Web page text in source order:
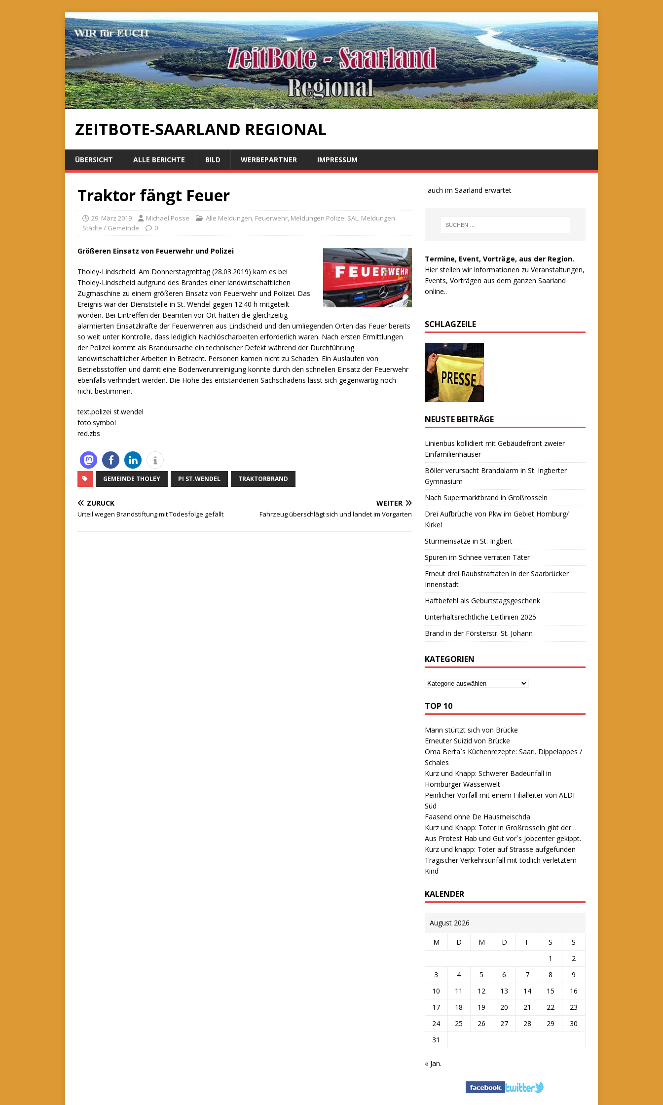
ZEITBOTE-SAARLAND REGIONAL
ÜBERSICHT ALLE BERICHTE BILD WERBEPARTNER IMPRESSUM
Traktor fängt Feuer
29. März 2019 Michael Posse Alle Meldungen, Feuerwehr, Meldungen Polizei SAL, Meldungen
Städte / Gemeinde
0
Größeren Einsatz von Feuerwehr und Polizei
Tholey-Lindscheid. Am Donnerstagmittag (28.03.2019) kam es bei
Tholey-Lindscheid aufgrund des Brandes einer landwirtschaftlichen
Zugmaschine zu einem größeren Einsatz von Feuerwehr und Polizei. Das
Ereignis war der Dienststelle in St. Wendel gegen 12:40 h mitgeteilt
worden. Bei Eintreffen der Beamten vor Ort hatten die gleichzeitig
alarmierten Einsatzkräfte der Feuerwehren aus Lindscheid und den umliegenden Orten das Feuer bereits
so weit unter Kontrolle, dass lediglich Nachlöscharbeiten erforderlich waren. Nach ersten Ermittlungen
der Polizei kommt als Brandursache ein technischer Defekt während der Durchführung
landwirtschaftlicher Arbeiten in Betracht. Personen kamen nicht zu Schaden. Ein Auslaufen von
Betriebsstoffen und damit eine Bodenverunreinigung konnte durch den schnellen Einsatz der Feuerwehr
ebenfalls verhindert werden. Die Höhe des entstandenen Sachschadens lässt sich gegenwärtig noch
nicht bestimmen.
text.polizei st.wendel
foto.symbol
red.zbs
GEMEINDE THOLEY PI ST.WENDEL TRAKTORBRAND
ZURÜCK
Urteil wegen Brandstiftung mit Todesfolge gefällt
WEITER
Fahrzeug überschlägt sich und landet im Vorgarten
Bauernproteste auch im Saarland erwartet
Termine, Event, Vorträge, aus der Region.
Hier stellen wir Informationen zu Veranstaltungen,
Events, Vorträgen aus dem ganzen Saarland
online..
SCHLAGZEILE
NEUSTE BEITRÄGE
Linienbus kollidiert mit Gebäudefront zweier
Einfamilienhäuser
Böller verursacht Brandalarm in St. Ingberter
Gymnasium
Nach Supermarktbrand in Großrosseln
Drei Aufbrüche von Pkw im Gebiet Homburg/
Kirkel
Sturmeinsätze in St. Ingbert
Spuren im Schnee verraten Täter
Erneut drei Raubstraftaten in der Saarbrücker
Innenstadt
Haftbefehl als Geburtstagsgeschenk
Unterhaltsrechtliche Leitlinien 2025
Brand in der Försterstr. St. Johann
KATEGORIEN
TOP 10
Mann stürtzt sich von Brücke
Erneuter Suizid von Brücke
Oma Berta`s Küchenrezepte: Saarl. Dippelappes /
Schales
Kurz und Knapp: Schwerer Badeunfall in
Homburger Wasserwelt
Peinlicher Vorfall mit einem Filialleiter von ALDI
Süd
Faasend ohne De Hausmeischda
Kurz und Knapp: Toter in Großrosseln gibt der…
Aus Protest Hab und Gut vor`s Jobcenter gekippt.
Kurz und knapp: Toter auf Strasse aufgefunden
Tragischer Verkehrsunfall mit tödlich verletztem
Kind
KALENDER
August 2026
M D M D F S
S
1
2
3
4 5 6 7 8
9
10
11 12 13 14 15
16
17
18 19 20 21 22
23
24
25 26 27 28 29
30
31
« Jan.